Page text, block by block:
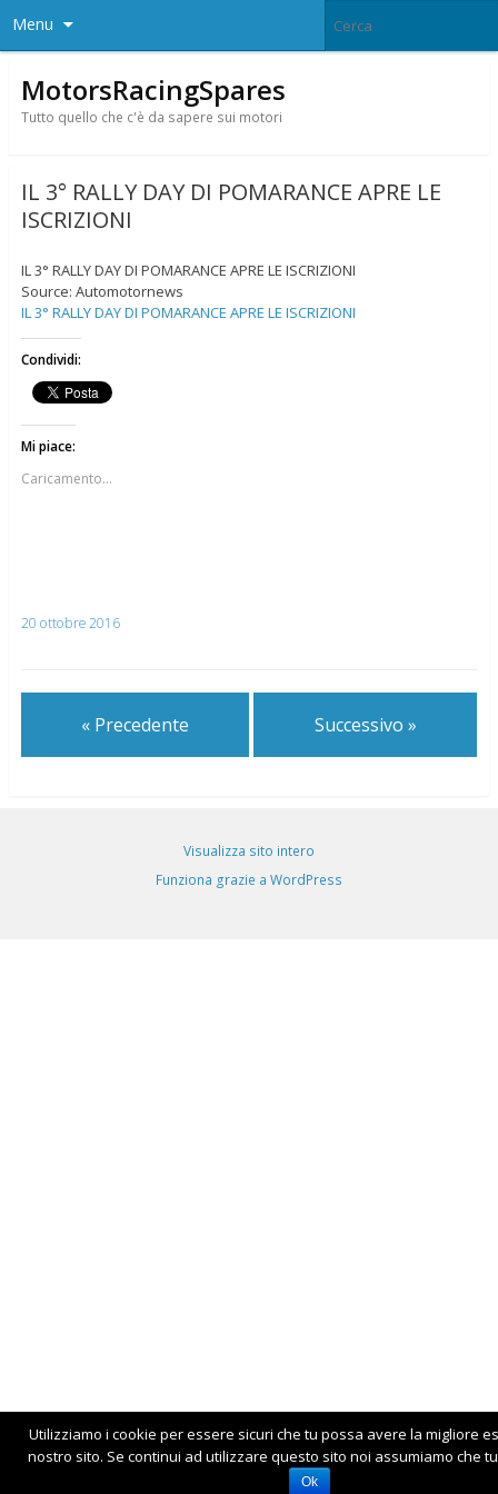
Menu
MotorsRacingSpares
Tutto quello che c'è da sapere sui motori
IL 3° RALLY DAY DI POMARANCE APRE LE
ISCRIZIONI
IL 3° RALLY DAY DI POMARANCE APRE LE ISCRIZIONI
Source: Automotornews
IL 3° RALLY DAY DI POMARANCE APRE LE ISCRIZIONI
Condividi:
Mi piace:
Caricamento...
20 ottobre 2016
« Precedente Successivo »
Visualizza sito intero
Funziona grazie a WordPress
Utilizziamo i cookie per essere sicuri che tu possa avere la migliore
nostro sito. Se continui ad utilizzare questo sito noi assumiamo che
Ok